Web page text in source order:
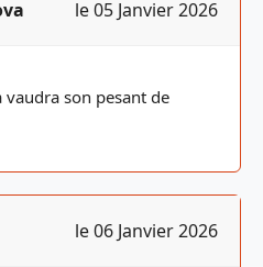
le 05 Janvier 2026
vaudra son pesant de
le 06 Janvier 2026